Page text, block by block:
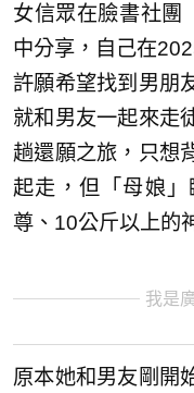
女信眾在臉書社團
中分享，自己在
許願希望找到男朋
就和男友一起來走
趟還願之旅，只想
起走，但「母娘
尊、10公斤以上的
我是
原本她和男友剛開